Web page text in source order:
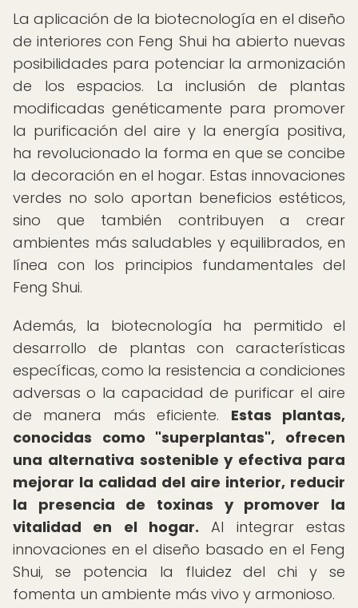
La aplicación de la biotecnología en el diseño
de interiores con Feng Shui ha abierto nuevas
posibilidades para potenciar la armonización
de los espacios. La inclusión de plantas
modificadas genéticamente para promover
la purificación del aire y la energía positiva,
ha revolucionado la forma en que se concibe
la decoración en el hogar. Estas innovaciones
verdes no solo aportan beneficios estéticos,
sino que también contribuyen a crear
ambientes más saludables y equilibrados, en
línea con los principios fundamentales del
Feng Shui.
Además, la biotecnología ha permitido el
desarrollo de plantas con características
específicas, como la resistencia a condiciones
adversas o la capacidad de purificar el aire
de manera más eficiente. Estas plantas,
conocidas como "superplantas", ofrecen
una alternativa sostenible y efectiva para
mejorar la calidad del aire interior, reducir
la presencia de toxinas y promover la
vitalidad en el hogar. Al integrar estas
innovaciones en el diseño basado en el Feng
Shui, se potencia la fluidez del chi y se
fomenta un ambiente más vivo y armonioso.